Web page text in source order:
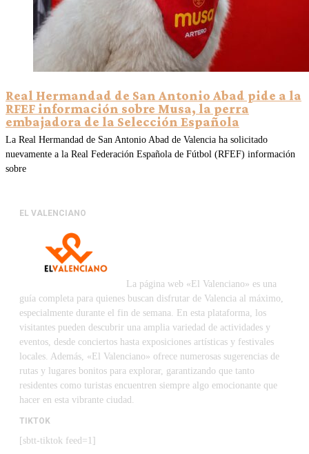
Real Hermandad de San Antonio Abad pide a la
RFEF información sobre Musa, la perra
embajadora de la Selección Española
La Real Hermandad de San Antonio Abad de Valencia ha solicitado
nuevamente a la Real Federación Española de Fútbol (RFEF) información
sobre
EL VALENCIANO
La página web «El Valenciano» es una
guía completa para quienes buscan disfrutar de Valencia al máximo,
especialmente durante el fin de semana. En esta plataforma, los
visitantes pueden descubrir una amplia variedad de actividades y
eventos, desde conciertos hasta exposiciones artísticas y festivales
locales. Además, «El Valenciano» ofrece numerosas sugerencias de
rutas y lugares bonitos para explorar, garantizando que tanto
residentes como turistas encuentren siempre algo emocionante que
hacer en esta vibrante ciudad.
TIKTOK
[sbtt-tiktok feed=1]